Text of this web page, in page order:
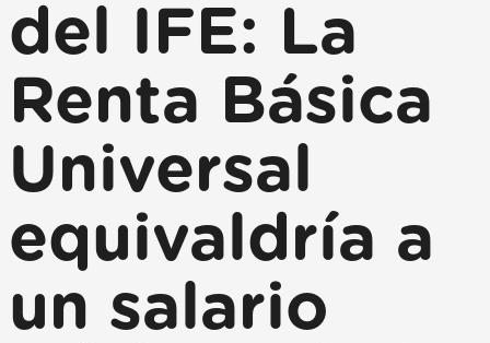
del IFE: La
Renta Básica
Universal
equivaldría a
un salario